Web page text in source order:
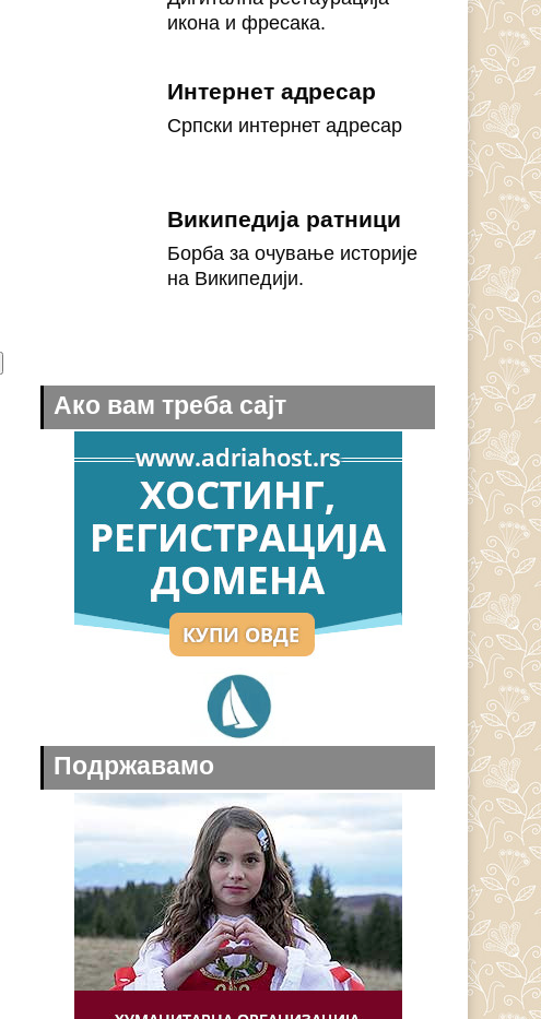
икона и фресака.
Интернет адресар
Српски интернет адресар
Википедија ратници
Борба за очување историје
на Википедији.
Ако вам треба сајт
Подржавамо